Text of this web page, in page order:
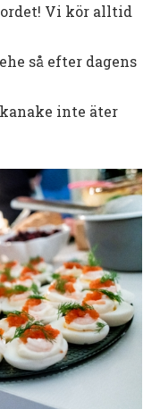
Vi kör alltid
så efter dagens
inte äter